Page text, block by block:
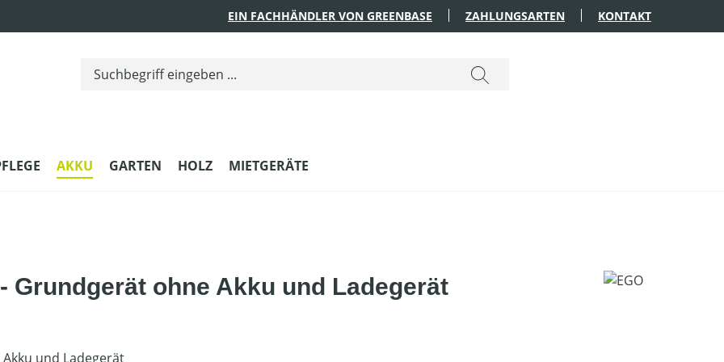
EIN FACHHÄNDLER VON GREENBASE ZAHLUNGSARTEN KONTAKT
AKKU GARTEN HOLZ MIETGERÄTE
Grundgerät ohne Akku und Ladegerät